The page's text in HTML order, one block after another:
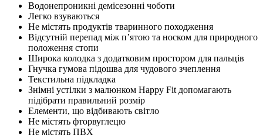
Водонепроникні демісезонні чоботи
Легко взуваються
Не містять продуктів тваринного походження
Відсутній перепад між п’ятою та носком для природного
положення стопи
Широка колодка з додатковим простором для пальців
Гнучка гумова підошва для чудового зчеплення
Текстильна підкладка
Знімні устілки з малюнком Happy Fit допомагають
підібрати правильний розмір
Елементи, що відбивають світло
Не містять фторвуглецю
Не містять ПВХ